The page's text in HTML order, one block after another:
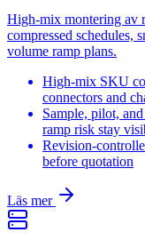
High-mix montering av
compressed schedules,
volume ramp plans.
High-mix SKU
connectors and
Sample, pilot,
ramp risk stay
Revision-
before quotation
Läs mer